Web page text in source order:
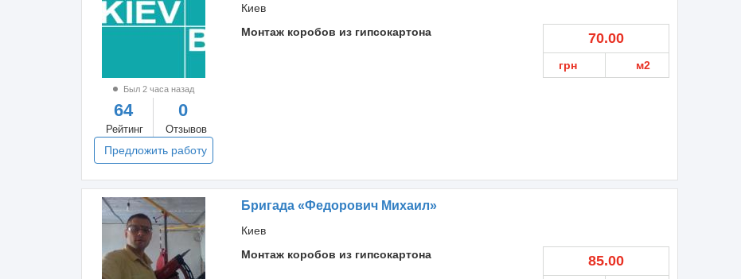
Был 2 часа назад
64
Рейтинг
0
Отзывов
Предложить работу
Киев
Монтаж коробов из гипсокартона
70.00
грн м2
Бригада «Федорович Михаил»
Киев
Монтаж коробов из гипсокартона
85.00